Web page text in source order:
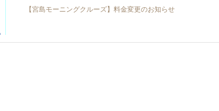
【宮島モーニングクルーズ】料金変更のお知らせ